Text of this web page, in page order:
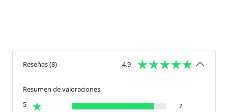
Reseñas(8) 4.9
Resumen de valoraciones
5
7